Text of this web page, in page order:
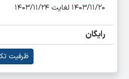
۱۴۰۳/۱۱/۲۰ لغایت ۱۴۰۳/۱۱/۲۴
رایگان
ظرفیت